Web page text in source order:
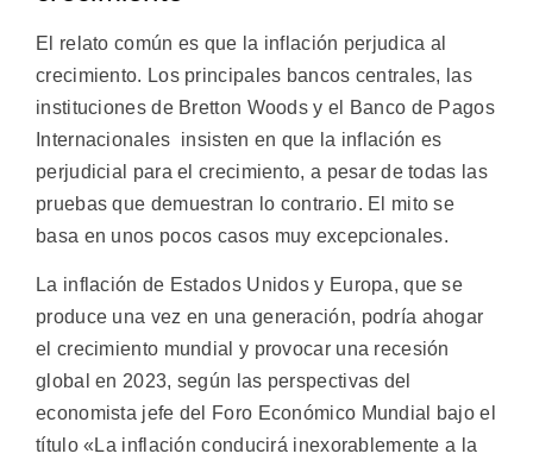
El relato común es que la inflación perjudica al
crecimiento. Los principales bancos centrales, las
instituciones de Bretton Woods y el Banco de Pagos
Internacionales insisten en que la inflación es
perjudicial para el crecimiento, a pesar de todas las
pruebas que demuestran lo contrario. El mito se
basa en unos pocos casos muy excepcionales.
La inflación de Estados Unidos y Europa, que se
produce una vez en una generación, podría ahogar
el crecimiento mundial y provocar una recesión
global en 2023, según las perspectivas del
economista jefe del Foro Económico Mundial bajo el
título «La inflación conducirá inexorablemente a la